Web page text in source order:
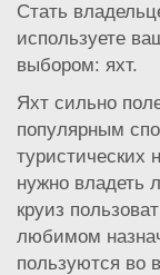
Стать
используете
выбором: яхт.
Яхт сильно
популярным
туристических
нужно владеть
круиз
любимом
пользуются во